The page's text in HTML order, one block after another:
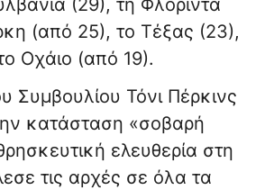
(29), τη Φλόριντα
(από 25), το Τέξας (23),
Οχάιο (από 19).
Συμβουλίου Τόνι Πέρκινς
κατάσταση «σοβαρή
ελευθερία στη
τις αρχές σε όλα τα